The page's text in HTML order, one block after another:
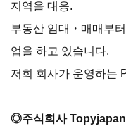
지역을 대응.
부동산 임대・매매부
업을 하고 있습니다.
저희 회사가 운영하는
◎주식회사 Topyjapan